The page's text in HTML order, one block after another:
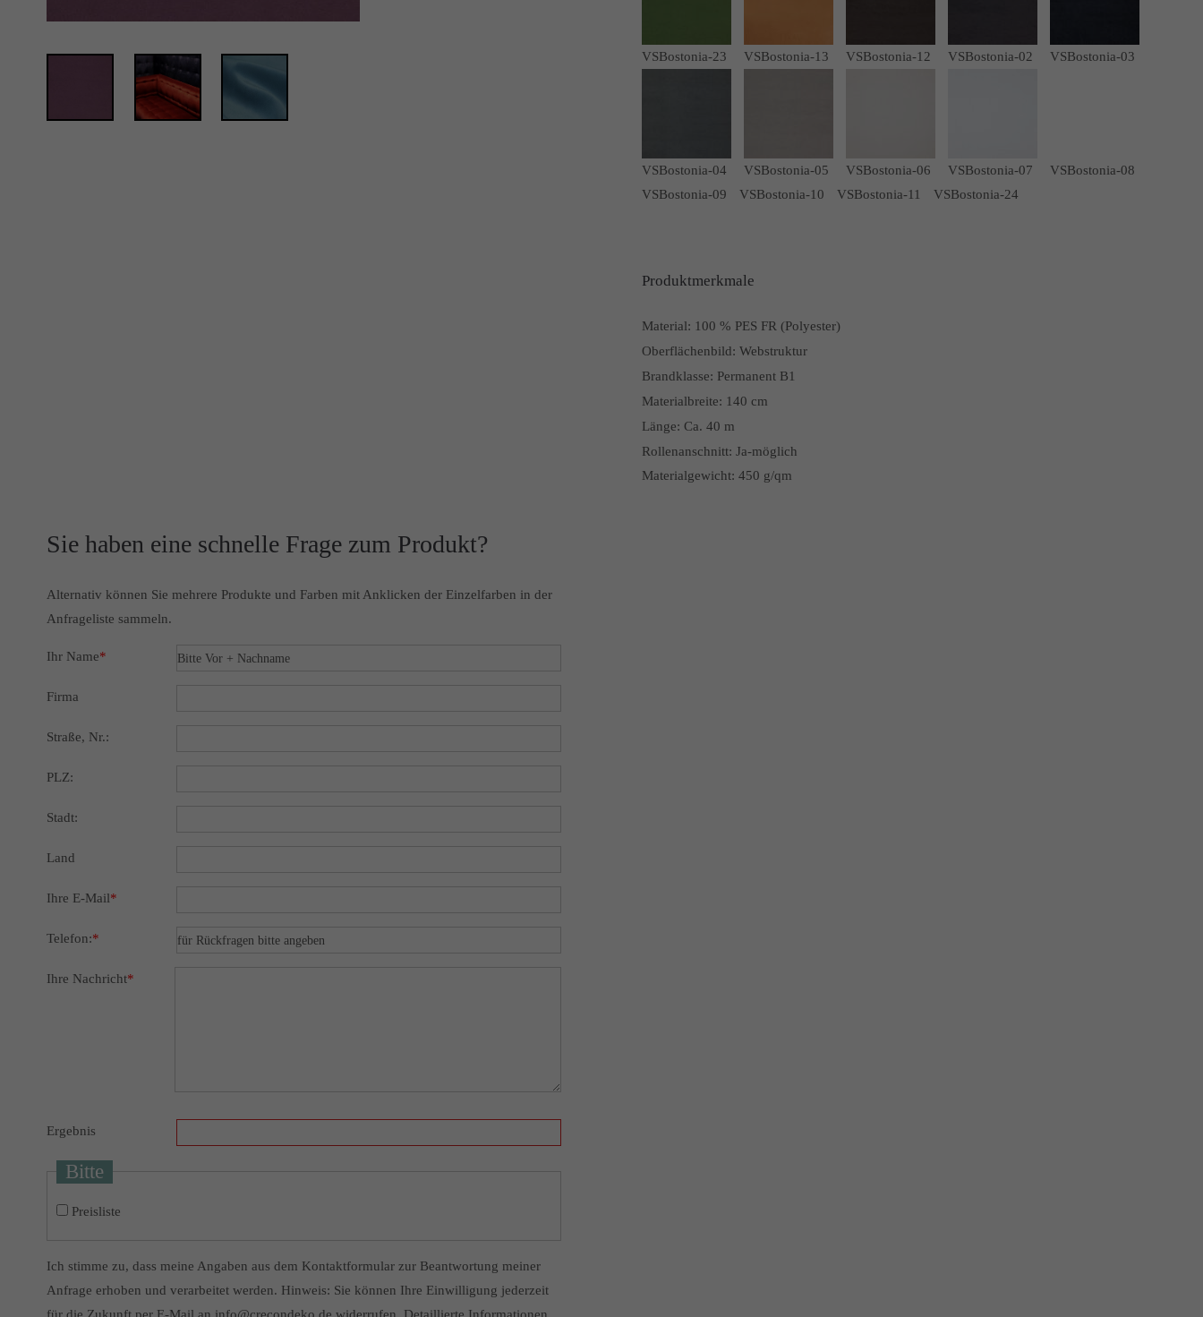
VSBostonia-23 VSBostonia-13 VSBostonia-12 VSBostonia-02 VSBostonia-03
VSBostonia-04 VSBostonia-05 VSBostonia-06 VSBostonia-07
VSBostonia-08
VSBostonia-09
VSBostonia-10 VSBostonia-11 VSBostonia-24
Produktmerkmale
Material: 100 % PES FR (Polyester)
Oberflächenbild: Webstruktur
Brandklasse: Permanent B1
Materialbreite: 140 cm
Länge: Ca. 40 m
Rollenanschnitt: Ja-möglich
Materialgewicht: 450 g/qm
Sie haben eine schnelle Frage zum Produkt?
Alternativ können Sie mehrere Produkte und Farben mit Anklicken der Einzelfarben in der
Anfrageliste sammeln.
Ihr Name*
Firma
Straße, Nr.:
PLZ:
Stadt:
Land
Ihre E-Mail*
Telefon:*
Ihre Nachricht*
Ergebnis
Bitte
Preisliste
Ich stimme zu, dass meine Angaben aus dem Kontaktformular zur Beantwortung meiner
Anfrage erhoben und verarbeitet werden. Hinweis: Sie können Ihre Einwilligung jederzeit